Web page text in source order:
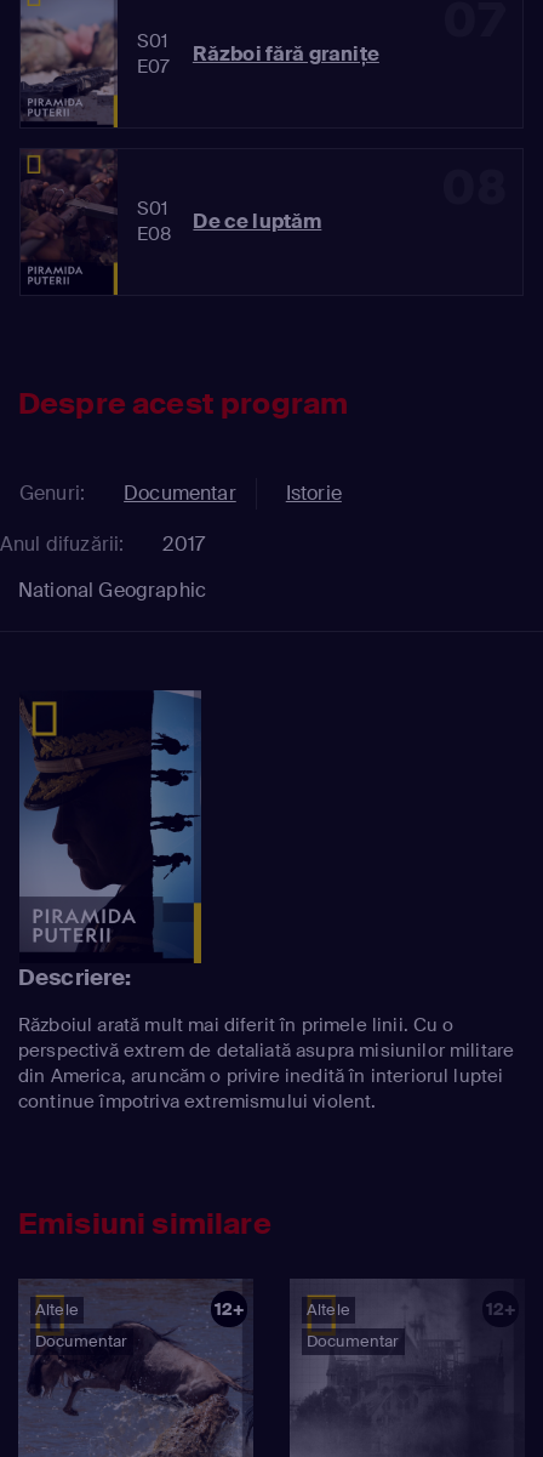
S01
E07
Război fără graniţe
S01
E08
De ce luptăm
Despre acest program
Genuri: Documentar
Istorie
Anul difuzării:
2017
National Geographic
Descriere:
Războiul arată mult mai diferit în primele linii. Cu o
perspectivă extrem de detaliată asupra misiunilor militare
din America, aruncăm o privire inedită în interiorul luptei
continue împotriva extremismului violent.
Emisiuni similare
Altele
Documentar
12+
Altele
Documentar
12+